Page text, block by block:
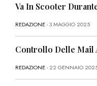
Va In Scooter
REDAZIONE- 3 MAGGIO 2025
Controllo Delle Mail
REDAZIONE- 22 GENNAIO